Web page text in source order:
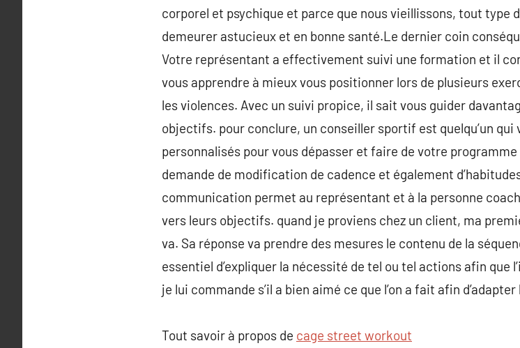
corporel et psychique et parce que nous vieillissons, tout type
demeurer astucieux et en bonne santé.Le dernier coin
Votre représentant a effectivement suivi une formation et il
vous apprendre à mieux vous positionner lors de plusieurs
les violences. Avec un suivi propice, il sait vous guider
objectifs. pour conclure, un conseiller sportif est quelqu’un
personnalisés pour vous dépasser et faire de votre
demande de modification de cadence et également
communication permet au représentant et à la personne
vers leurs objectifs. quand je proviens chez un client, ma
va. Sa réponse va prendre des mesures le contenu de la
essentiel d’expliquer la nécessité de tel ou tel actions afin que
je lui commande s’il a bien aimé ce que l’on a fait afin
Tout savoir à propos de cage street workout